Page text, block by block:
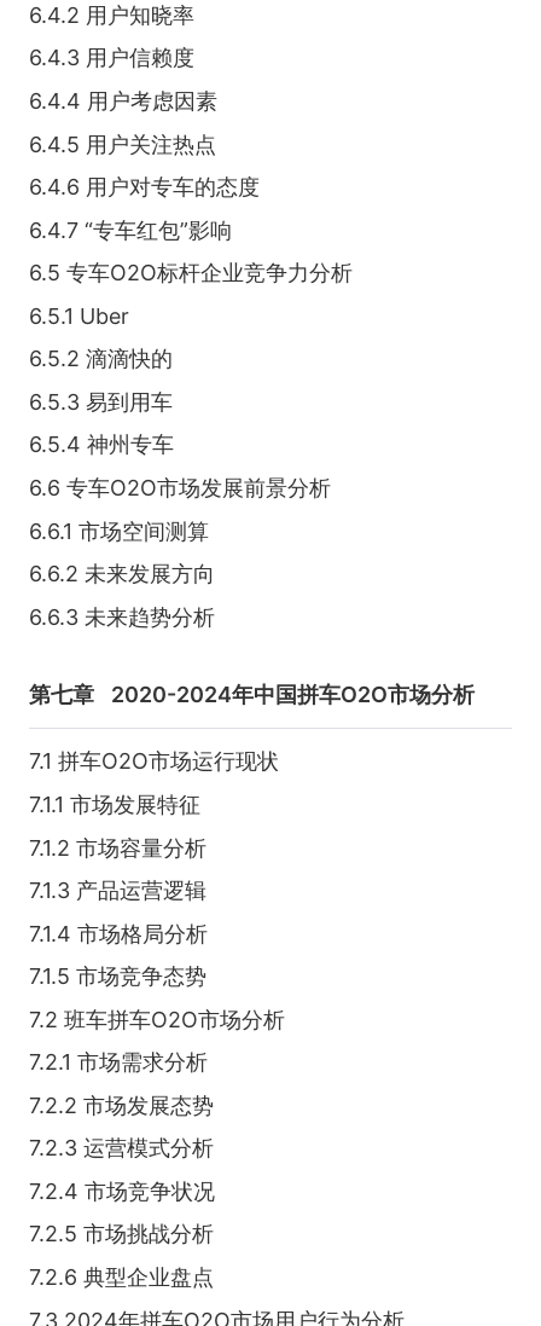
6.4.2 用户知晓率
6.4.3 用户信赖度
6.4.4 用户考虑因素
6.4.5 用户关注热点
6.4.6 用户对专车的态度
6.4.7 “专车红包”影响
6.5 专车O2O标杆企业竞争力分析
6.5.1 Uber
6.5.2 滴滴快的
6.5.3 易到用车
6.5.4 神州专车
6.6 专车O2O市场发展前景分析
6.6.1 市场空间测算
6.6.2 未来发展方向
6.6.3 未来趋势分析
第七章 2020-2024年中国拼车O2O市场分析
7.1 拼车O2O市场运行现状
7.1.1 市场发展特征
7.1.2 市场容量分析
7.1.3 产品运营逻辑
7.1.4 市场格局分析
7.1.5 市场竞争态势
7.2 班车拼车O2O市场分析
7.2.1 市场需求分析
7.2.2 市场发展态势
7.2.3 运营模式分析
7.2.4 市场竞争状况
7.2.5 市场挑战分析
7.2.6 典型企业盘点
7.3 2024年拼车O2O市场用户行为分析